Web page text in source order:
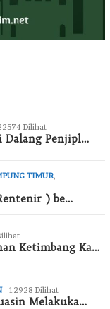
Dilihat
Dalang Penjipl…
TIMUR
) be…
Ketimbang Ka…
12928 Dilihat
Melakuka…